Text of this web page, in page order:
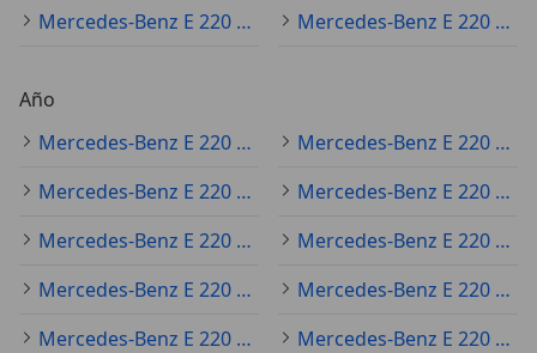
Mercedes-Benz E 220 automático
Mercedes-Benz E 220 manual
Año
Mercedes-Benz E 220 2017
Mercedes-Benz E 220 2018
Mercedes-Benz E 220 2019
Mercedes-Benz E 220 2021
Mercedes-Benz E 220 2020
Mercedes-Benz E 220 2016
Mercedes-Benz E 220 2025
Mercedes-Benz E 220 2022
Mercedes-Benz E 220 2011
Mercedes-Benz E 220 2015